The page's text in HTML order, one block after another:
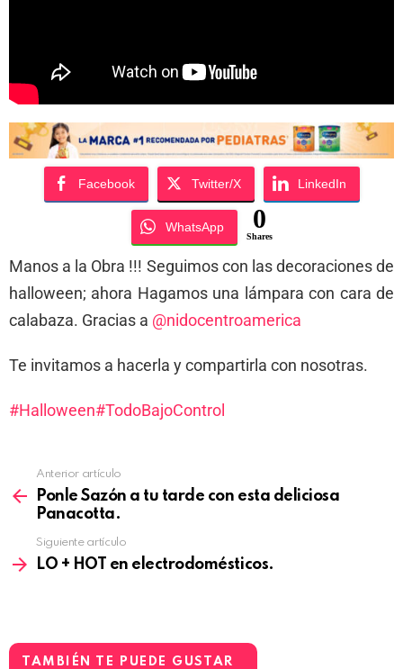
Facebook Twitter/X LinkedIn
WhatsApp 0
Shares
Manos a la Obra !!! Seguimos con las decoraciones de
halloween; ahora Hagamos una lámpara con cara de
calabaza. Gracias a @nidocentroamerica
Te invitamos a hacerla y compartirla con nosotras.
#Halloween#TodoBajoControl
Anterior artículo
Ponle Sazón a tu tarde con esta deliciosa
Panacotta.
Siguiente artículo
LO + HOT en electrodomésticos.
TAMBIÉN TE PUEDE GUSTAR